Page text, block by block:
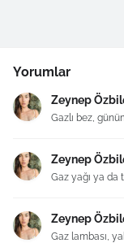
Yorumlar
Zeynep
Gazlı bez,
Zeynep
Gaz yağı ya da
Zeynep
Gaz lambası,